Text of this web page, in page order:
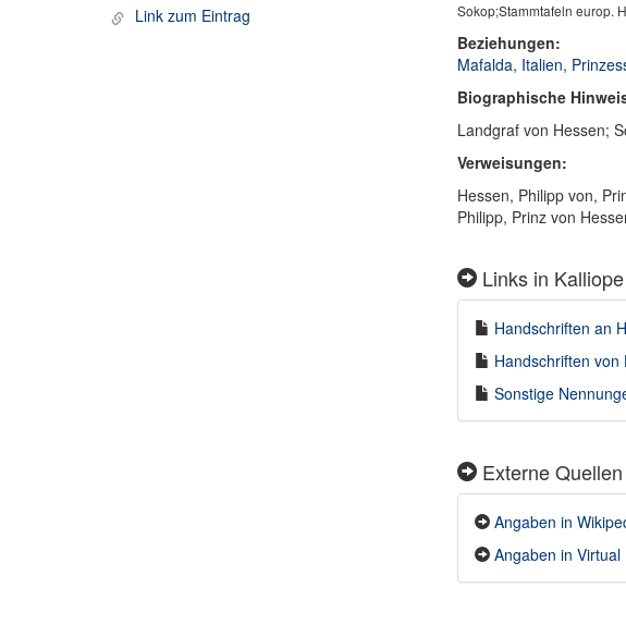
Link zum Eintrag
Sokop;Stammtafeln europ.
Beziehungen:
Mafalda, Italien,
Biographische
Landgraf von Hessen;
Verweisungen:
Hessen, Philipp von,
Philipp, Prinz von
Links in Kalliope
Handschriften an
Handschriften
Sonstige
Externe Quellen
Angaben in
Angaben in